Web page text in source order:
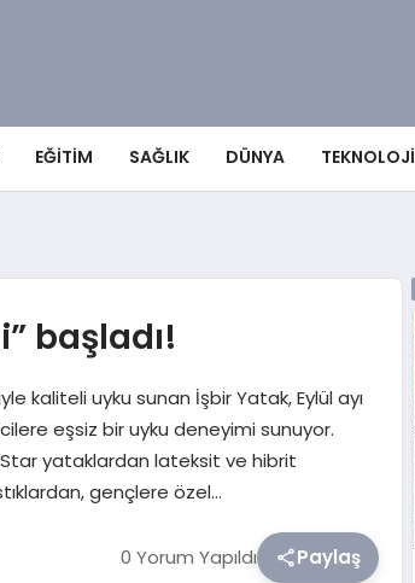
EĞITIM SAĞLIK DÜNYA TEKNOLOJI
başladı!
kaliteli uyku sunan İşbir Yatak, Eylül ayı
eşsiz bir uyku deneyimi sunuyor.
yataklardan lateksit ve hibrit
gençlere özel…
0 Yorum Yapıldı Paylaş